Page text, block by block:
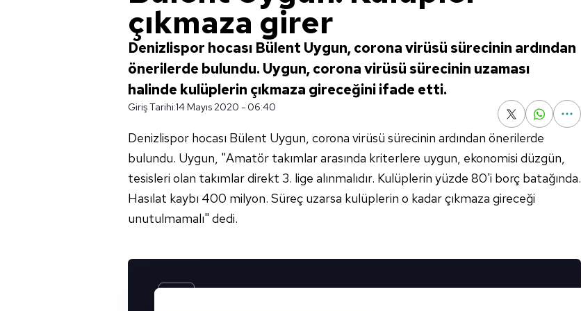
çıkmaza girer
Denizlispor hocası Bülent Uygun, corona virüsü sürecinin ardından
önerilerde bulundu. Uygun, corona virüsü sürecinin uzaması
halinde kulüplerin çıkmaza gireceğini ifade etti.
Giriş Tarihi:14 Mayıs 2020 - 06:40
Denizlispor hocası Bülent Uygun, corona virüsü sürecinin ardından önerilerde
bulundu. Uygun, "Amatör takımlar arasında kriterlere uygun, ekonomisi düzgün,
tesisleri olan takımlar direkt 3. lige alınmalıdır. Kulüplerin yüzde 80'i borç batağında.
Hasılat kaybı 400 milyon. Süreç uzarsa kulüplerin o kadar çıkmaza gireceği
unutulmamalı" dedi.